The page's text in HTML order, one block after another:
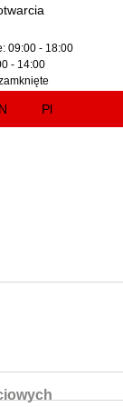
09:00 - 18:00
- 14:00
Pl